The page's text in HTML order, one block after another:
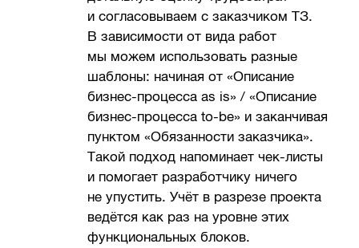
и согласовываем с заказчиком ТЗ.
В зависимости от вида работ
мы можем использовать разные
шаблоны: начиная от «Описание
бизнес-процесса as is» / «Описание
бизнес-процесса to-be» и заканчивая
пунктом «Обязанности заказчика».
Такой подход напоминает чек-листы
и помогает разработчику ничего
не упустить. Учёт в разрезе проекта
ведётся как раз на уровне этих
функциональных блоков.